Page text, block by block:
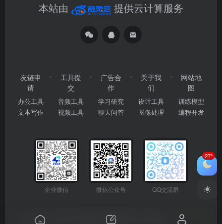
本站由 提供云计算服务
友链申
请
办公工具
文本写作
工具提
交
音频工具
视频工具
广告合
作
学习研究
聊天问答
关于我
们
设计工具
图像处理
网站地
图
训练模型
编程开发
企业微信 微信公众号 QQ交流群
Copyright © 2026 粤ICP备2024177666号
27°